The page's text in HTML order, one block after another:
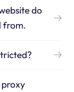
do
from.
proxy